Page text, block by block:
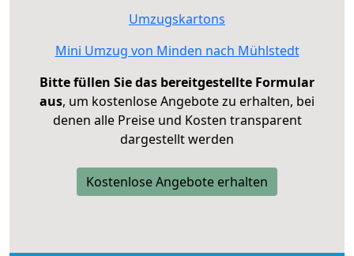
Umzugskartons
Mini Umzug von Minden nach Mühlstedt
Bitte füllen Sie das bereitgestellte Formular
aus, um kostenlose Angebote zu erhalten, bei
denen alle Preise und Kosten transparent
dargestellt werden
Kostenlose Angebote erhalten